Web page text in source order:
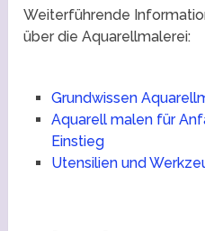
Weiterführende
über die Aquarellmalerei:
Grundwissen
Aquarell malen für
Einstieg
Utensilien und